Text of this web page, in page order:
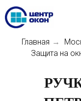
Главная →
Защита на